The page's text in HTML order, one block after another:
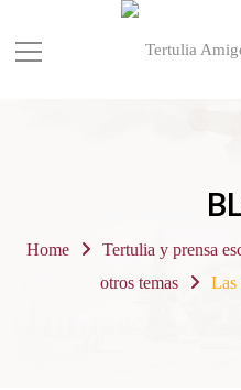
Home Tertulia y prensa
otros temas
Las